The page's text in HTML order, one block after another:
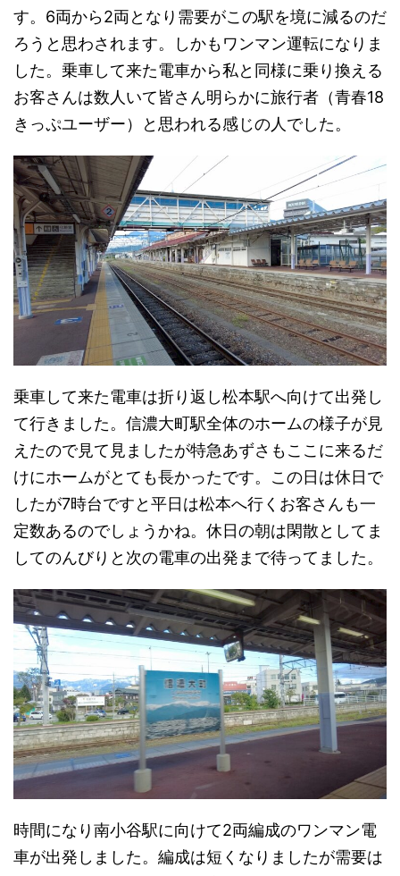
す。6両から2両となり需要がこの駅を境に減るのだ
ろうと思わされます。しかもワンマン運転になりま
した。乗車して来た電車から私と同様に乗り換える
お客さんは数人いて皆さん明らかに旅行者（青春18
きっぷユーザー）と思われる感じの人でした。
乗車して来た電車は折り返し松本駅へ向けて出発し
て行きました。信濃大町駅全体のホームの様子が見
えたので見て見ましたが特急あずさもここに来るだ
けにホームがとても長かったです。この日は休日で
したが7時台ですと平日は松本へ行くお客さんも一
定数あるのでしょうかね。休日の朝は閑散としてま
してのんびりと次の電車の出発まで待ってました。
時間になり南小谷駅に向けて2両編成のワンマン電
車が出発しました。編成は短くなりましたが需要は